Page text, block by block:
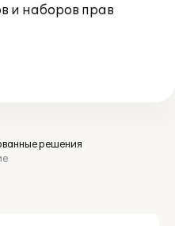
и наборов прав
решения